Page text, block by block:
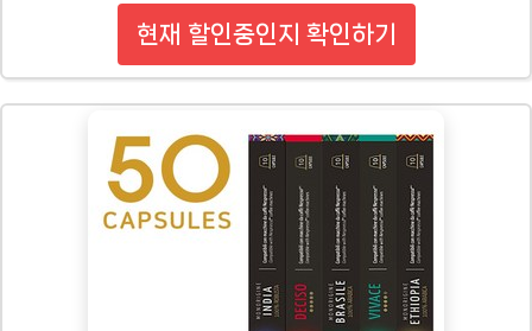
현재 할인중인지 확인하기